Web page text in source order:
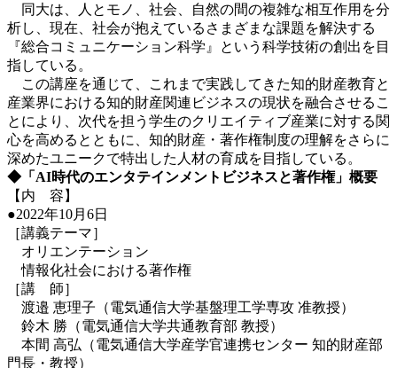
同大は、人とモノ、社会、自然の間の複雑な相互作用を分
析し、現在、社会が抱えているさまざまな課題を解決する
『総合コミュニケーション科学』という科学技術の創出を目
指している。
この講座を通じて、これまで実践してきた知的財産教育と
産業界における知的財産関連ビジネスの現状を融合させるこ
とにより、次代を担う学生のクリエイティブ産業に対する関
心を高めるとともに、知的財産・著作権制度の理解をさらに
深めたユニークで特出した人材の育成を目指している。
◆「AI時代のエンタテインメントビジネスと著作権」概要
【内 容】
●2022年10月6日
［講義テーマ］
オリエンテーション
情報化社会における著作権
［講 師］
渡邉 恵理子（電気通信大学基盤理工学専攻 准教授）
鈴木 勝（電気通信大学共通教育部 教授）
本間 高弘（電気通信大学産学官連携センター 知的財産部
門長・教授）